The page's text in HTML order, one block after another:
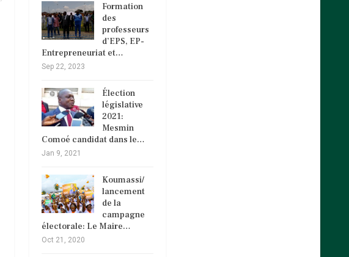
Formation
des
professeurs
d’EPS, EP-
Entrepreneuriat et…
Sep 22, 2023
Élection
législative
2021:
Mesmin
Comoé candidat dans le…
Jan 9, 2021
Koumassi/
lancement
de la
campagne
électorale: Le Maire…
Oct 21, 2020